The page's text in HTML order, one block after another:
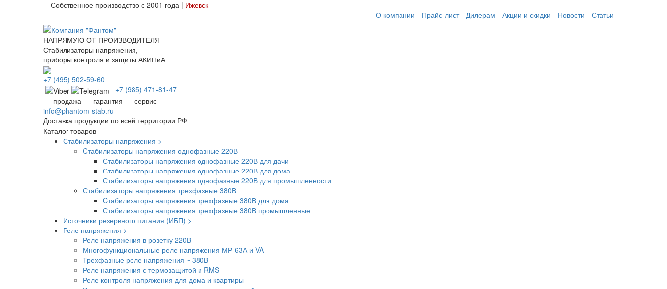
Собственное производство с 2001 года | Ижевск
О компании
Прайс-лист Дилерам Акции и скидки Новости Статьи
НАПРЯМУЮ ОТ ПРОИЗВОДИТЕЛЯ
Стабилизаторы напряжения,
приборы контроля и защиты АКИПиА
+7 (495) 502-59-60
+7 (985) 471-81-47
продажа
гарантия
сервис
info@phantom-stab.ru
Доставка продукции по всей территории РФ
Каталог товаров
Стабилизаторы напряжения >
Cтабилизаторы напряжения однофазные 220В
Стабилизаторы напряжения однофазные 220В для дачи
Стабилизаторы напряжения однофазные 220В для дома
Стабилизаторы напряжения однофазные 220В для промышленности
Стабилизаторы напряжения трехфазные 380В
Cтабилизаторы напряжения трехфазные 380В для дома
Стабилизаторы напряжения трехфазные 380В промышленные
Источники резервного питания (ИБП) >
Реле напряжения >
Реле напряжения в розетку 220В
Многофункциональные реле напряжения МР-63А и VA
Трехфазные реле напряжения ~ 380В
Реле напряжения с термозащитой и RMS
Реле контроля напряжения для дома и квартиры